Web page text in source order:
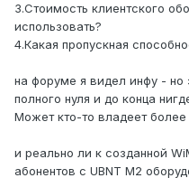
3.Стоимость клиентского
использовать?
4.Какая пропускная
на форуме я видел инфу - но
полного нуля и до конца
Может кто-то владеет
и реально ли к созданной
абонентов с UBNT М2